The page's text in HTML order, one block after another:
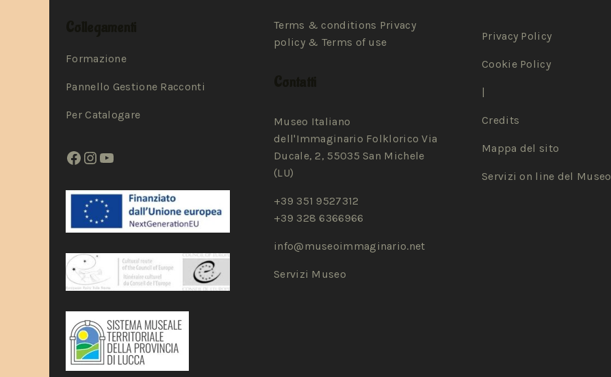
Formazione
Pannello Gestione Racconti
Per Catalogare
Terms & conditions Privacy
policy & Terms of use
Museo Italiano
dell'Immaginario Folklorico Via
Ducale, 2, 55035 San Michele
(LU)
+39 351 9527312
+39 328 6366966
info@museoimmaginario.net
Servizi Museo
Privacy Policy
Cookie Policy
|
Credits
Mappa del sito
Servizi on line del Museo